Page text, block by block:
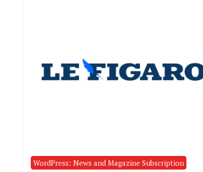
WordPress: News and Magazine Subscription